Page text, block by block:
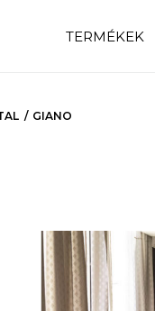
TERMÉKEK
GIANO